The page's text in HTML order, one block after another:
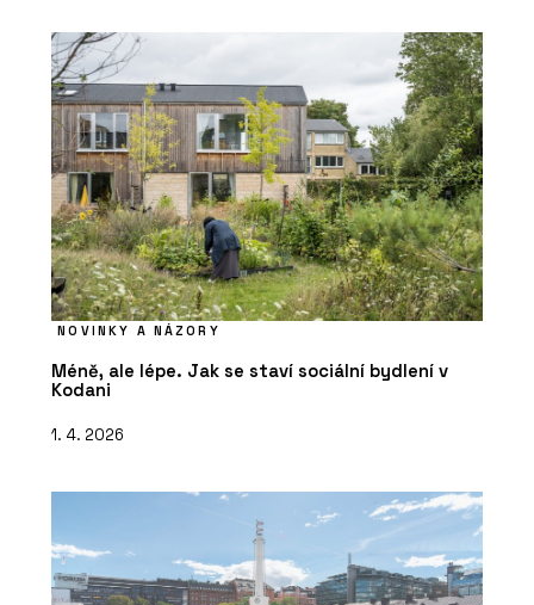
NOVINKY A NÁZORY
Méně, ale lépe. Jak se staví sociální bydlení v
Kodani
1. 4. 2026